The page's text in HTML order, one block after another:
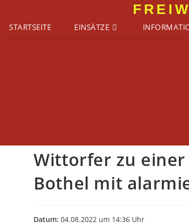
springen
STARTSEITE EINSÄTZE
Wittorfer zu
Bothel mit
Datum: 04.08.2022 um 14:36 Uhr